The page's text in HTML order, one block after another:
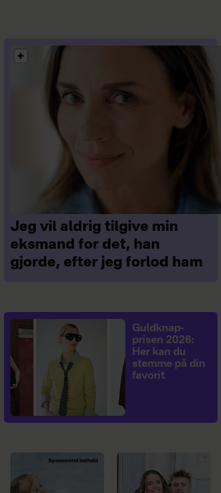
Jeg vil aldrig tilgive min
eksmand for det, han
gjorde, efter jeg forlod ham
Guldknap-
prisen 2026:
Her kan du
stemme på din
favorit
Sponsoreret indhold